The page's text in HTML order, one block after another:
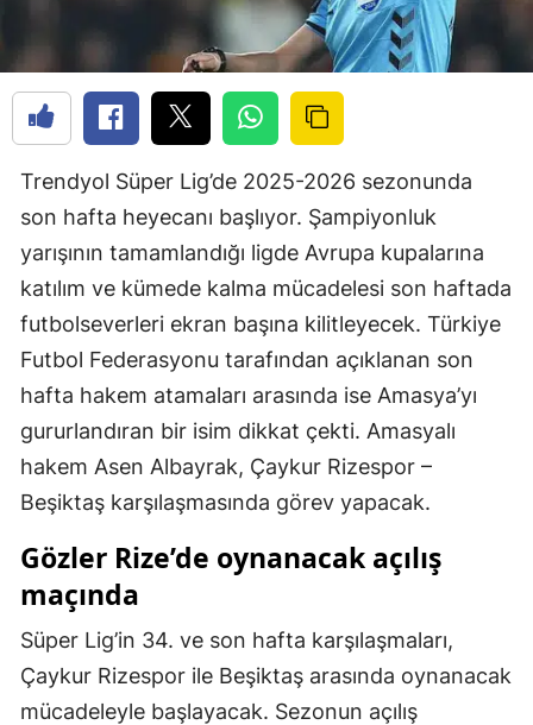
Trendyol Süper Lig’de 2025-2026 sezonunda
son hafta heyecanı başlıyor. Şampiyonluk
yarışının tamamlandığı ligde Avrupa kupalarına
katılım ve kümede kalma mücadelesi son haftada
futbolseverleri ekran başına kilitleyecek. Türkiye
Futbol Federasyonu tarafından açıklanan son
hafta hakem atamaları arasında ise Amasya’yı
gururlandıran bir isim dikkat çekti. Amasyalı
hakem Asen Albayrak, Çaykur Rizespor –
Beşiktaş karşılaşmasında görev yapacak.
Gözler Rize’de oynanacak açılış
maçında
Süper Lig’in 34. ve son hafta karşılaşmaları,
Çaykur Rizespor ile Beşiktaş arasında oynanacak
mücadeleyle başlayacak. Sezonun açılış